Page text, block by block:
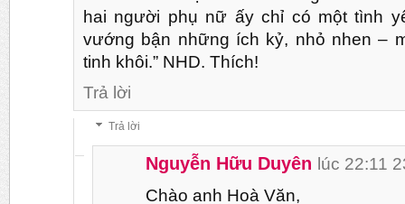
hai người phụ nữ ấy chỉ có một tình
vướng bận những ích kỷ, nhỏ nhen –
tinh khôi.” NHD. Thích!
Trả lời
Trả lời
Nguyễn Hữu Duyên lúc 22:11
Chào anh Hoà Văn,